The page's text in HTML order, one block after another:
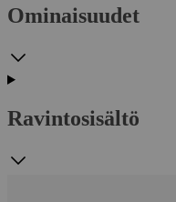
Ominaisuudet
Ravintosisältö